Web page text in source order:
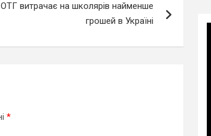
ОТГ витрачає на школярів найменше
грошей в Україні
*